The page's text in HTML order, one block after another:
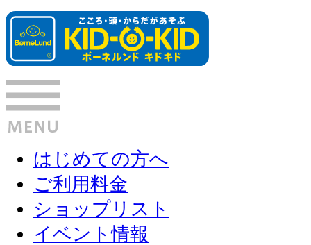
はじめての方へ
ご利用料金
ショップリスト
イベント情報